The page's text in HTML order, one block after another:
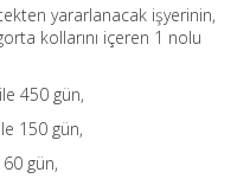
yararlanacak işyerinin,
kollarını içeren 1 nolu
450 gün,
150 gün,
gün,